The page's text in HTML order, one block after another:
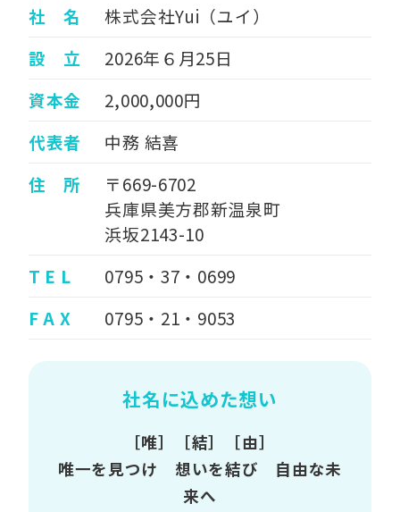
社 名
株式会社Yui（ユイ）
設 立
2026年６月25日
資本金
2,000,000円
代表者
中務 結喜
住 所
〒669-6702
兵庫県美方郡新温泉町
浜坂2143-10
T E L
0795・37・0699
F A X
0795・21・9053
社名に込めた想い
［唯］［結］［由］
唯一を見つけ 想いを結び 自由な未
来へ